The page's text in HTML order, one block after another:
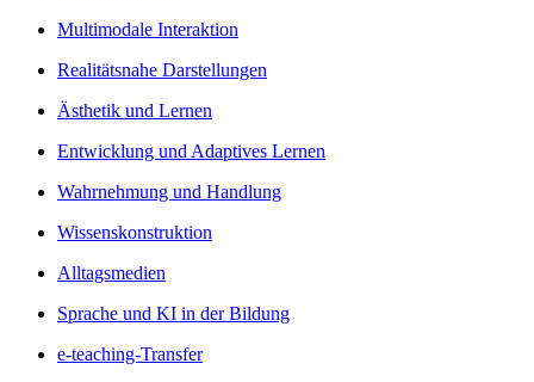
Multimodale Interaktion
Realitätsnahe Darstellungen
Ästhetik und Lernen
Entwicklung und Adaptives Lernen
Wahrnehmung und Handlung
Wissenskonstruktion
Alltagsmedien
Sprache und KI in der Bildung
e-teaching-Transfer